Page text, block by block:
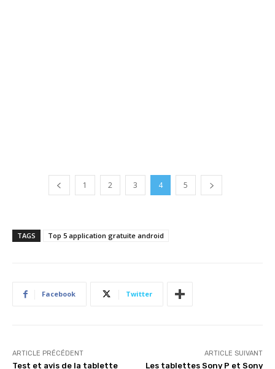
1 2 3 4 5
TAGS Top 5 application gratuite android
Facebook Twitter
ARTICLE PRÉCÉDENT
Test et avis de la tablette
ARTICLE SUIVANT
Les tablettes Sony P et Sony